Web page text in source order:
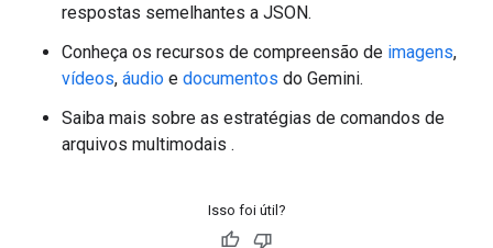
respostas semelhantes a JSON.
Conheça os recursos de compreensão de imagens,
vídeos, áudio e documentos do Gemini.
Saiba mais sobre as estratégias de comandos de
arquivos multimodais .
Isso foi útil?